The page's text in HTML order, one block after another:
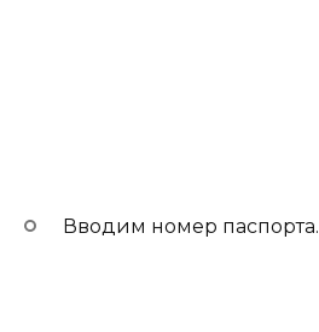
Вводим номер паспорта.